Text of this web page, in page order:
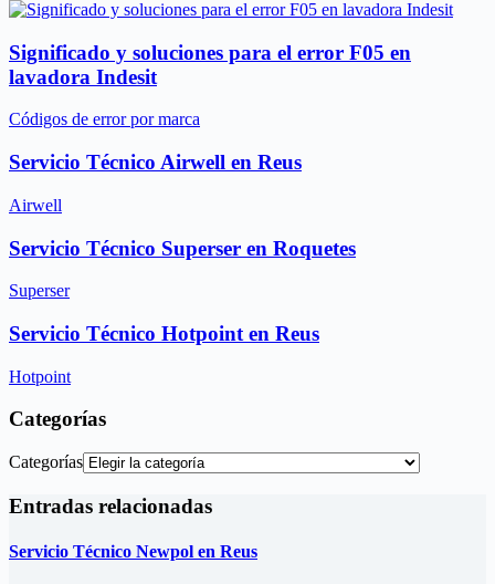
Significado y soluciones para el error F05 en
lavadora Indesit
Códigos de error por marca
Servicio Técnico Airwell en Reus
Airwell
Servicio Técnico Superser en Roquetes
Superser
Servicio Técnico Hotpoint en Reus
Hotpoint
Categorías
Categorías
Entradas relacionadas
Servicio Técnico Newpol en Reus